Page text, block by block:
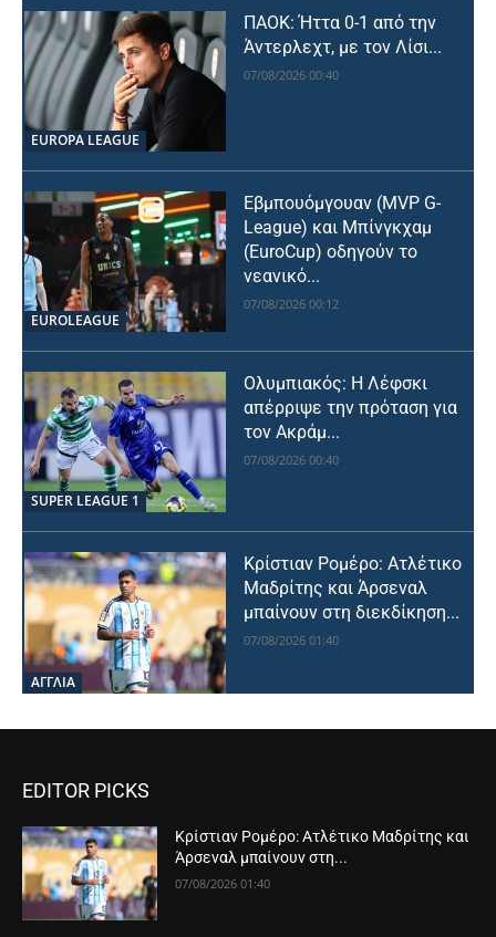
EUROPA LEAGUE
ΠΑΟΚ: Ήττα 0-1 από την
Άντερλεχτ, με τον Λίσι...
07/08/2026 00:40
EUROLEAGUE
Εβμπουόμγουαν (MVP G-
League) και Μπίνγκχαμ
(EuroCup) οδηγούν το
νεανικό...
07/08/2026 00:12
SUPER LEAGUE 1
Ολυμπιακός: Η Λέφσκι
απέρριψε την πρόταση για
τον Ακράμ...
07/08/2026 00:40
ΑΓΓΛΙΑ
Κρίστιαν Ρομέρο: Ατλέτικο
Μαδρίτης και Άρσεναλ
μπαίνουν στη διεκδίκηση...
07/08/2026 01:40
EDITOR PICKS
Κρίστιαν Ρομέρο: Ατλέτικο Μαδρίτης και
Άρσεναλ μπαίνουν στη...
07/08/2026 01:40